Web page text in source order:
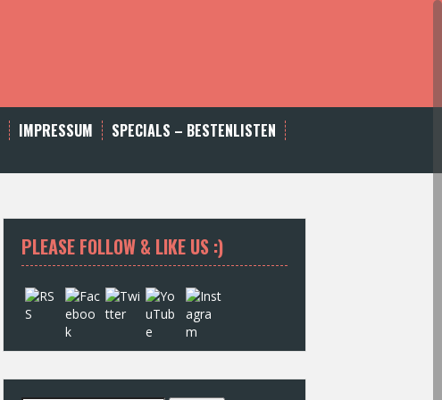
IMPRESSUM
SPECIALS – BESTENLISTEN
PLEASE FOLLOW & LIKE US :)